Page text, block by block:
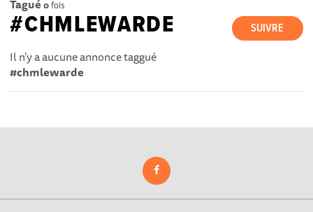
Tagué 0fois
SUIVRE
#CHMLEWARDE
Il n'y a aucune annonce taggué
#chmlewarde